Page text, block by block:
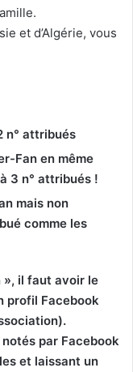
et d’Algérie, vous
n° attribués
Fan en même
3 n° attribués !
mais non
comme les
», il faut avoir le
profil Facebook
par Facebook
et laissant un